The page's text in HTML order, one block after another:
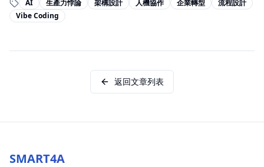
AI 生產力悖論 架構設計 人機協作 企業轉型
流程設計
Vibe Coding
返回文章列表
SMART4A